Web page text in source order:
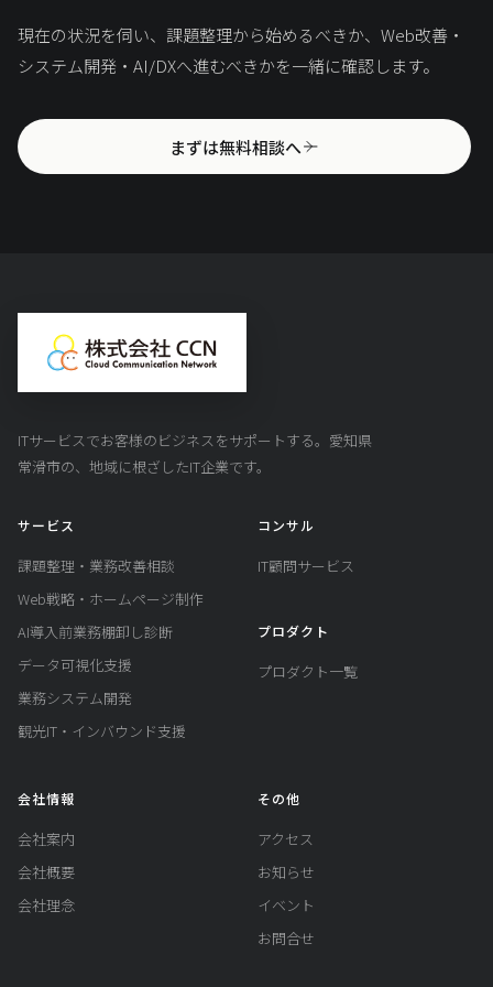
現在の状況を伺い、課題整理から始めるべきか、Web改善・
システム開発・AI/DXへ進むべきかを一緒に確認します。
まずは無料相談へ
ITサービスでお客様のビジネスをサポートする。愛知県
常滑市の、地域に根ざしたIT企業です。
サービス
課題整理・業務改善相談
Web戦略・ホームページ制作
AI導入前業務棚卸し診断
データ可視化支援
業務システム開発
観光IT・インバウンド支援
コンサル
IT顧問サービス
プロダクト
プロダクト一覧
会社情報
会社案内
会社概要
会社理念
その他
アクセス
お知らせ
イベント
お問合せ